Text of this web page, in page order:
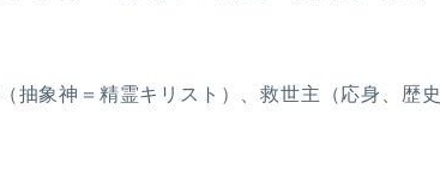
象神＝精霊キリスト）、救世主（応身、歴史